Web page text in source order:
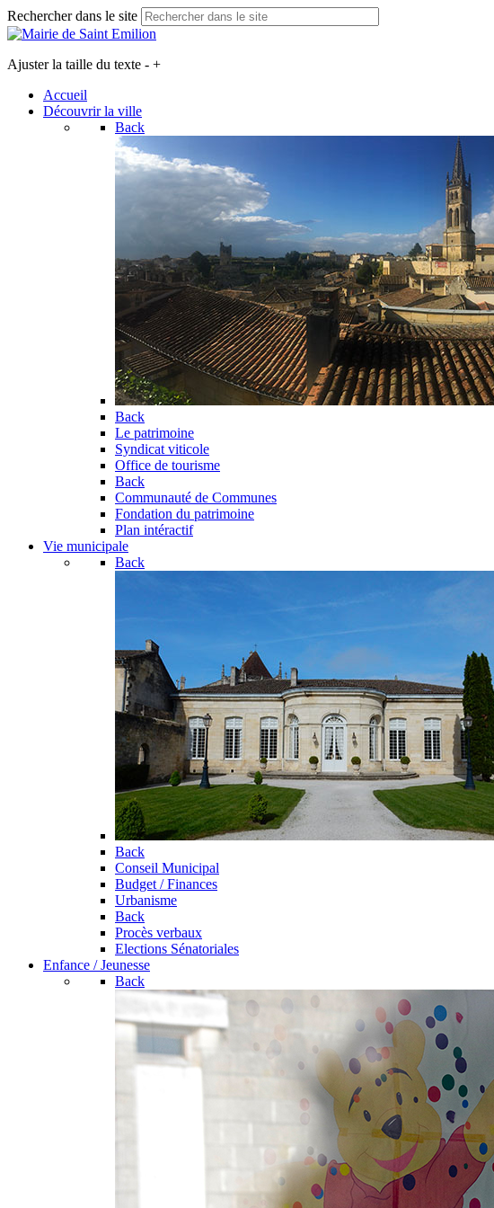
Rechercher dans le site
Ajuster la taille du texte - +
Accueil
Découvrir la ville
Back
Back
Le patrimoine
Syndicat viticole
Office de tourisme
Back
Communauté de Communes
Fondation du patrimoine
Plan intéractif
Vie municipale
Back
Back
Conseil Municipal
Budget / Finances
Urbanisme
Back
Procès verbaux
Elections Sénatoriales
Enfance / Jeunesse
Back